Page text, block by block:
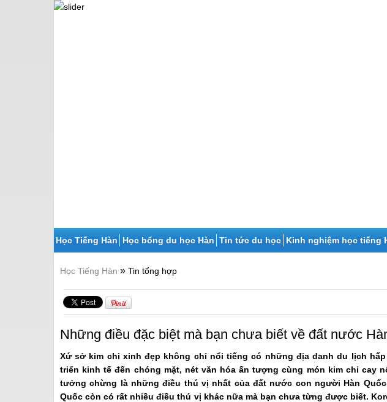
Học Tiếng Hàn Học bổng du học Hàn Tin tức du học Kinh nghiệm học tiếng
Học Tiếng Hàn » Tin tổng hợp
Những điều đặc biệt mà bạn chưa biết về đất nước
Xứ sở kim chi xinh đẹp không chỉ nổi tiếng có những địa danh du lịch
triển kinh tế đến chóng mặt, nét văn hóa ấn tượng cùng món kim chi cay
tưởng chừng là những điều thú vị nhất của đất nước con người Hàn
Quốc còn có rất nhiều điều thú vị khác nữa mà bạn chưa từng được biết.